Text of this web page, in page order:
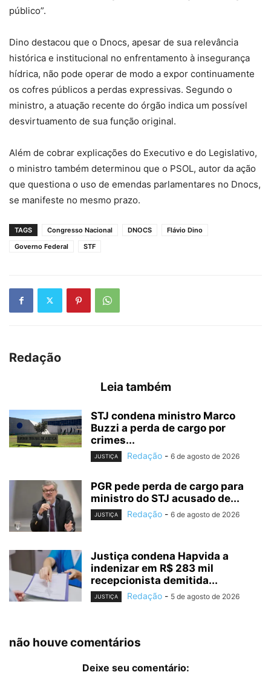
público”.
Dino destacou que o Dnocs, apesar de sua relevância
histórica e institucional no enfrentamento à insegurança
hídrica, não pode operar de modo a expor continuamente
os cofres públicos a perdas expressivas. Segundo o
ministro, a atuação recente do órgão indica um possível
desvirtuamento de sua função original.
Além de cobrar explicações do Executivo e do Legislativo,
o ministro também determinou que o PSOL, autor da ação
que questiona o uso de emendas parlamentares no Dnocs,
se manifeste no mesmo prazo.
TAGS Congresso Nacional DNOCS
Flávio Dino
Governo Federal
STF
Redação
Leia também
STJ condena ministro Marco
Buzzi a perda de cargo por
crimes...
JUSTIÇA Redação - 6 de agosto de 2026
PGR pede perda de cargo para
ministro do STJ acusado de...
JUSTIÇA Redação - 6 de agosto de 2026
Justiça condena Hapvida a
indenizar em R$ 283 mil
recepcionista demitida...
JUSTIÇA Redação - 5 de agosto de 2026
não houve comentários
Deixe seu comentário: